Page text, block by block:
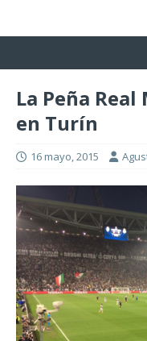
La Peña
en Turín
16 mayo, 2015